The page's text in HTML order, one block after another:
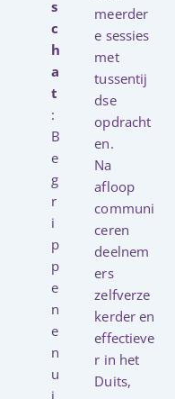
s
c
h
a
t
:
B
e
g
r
i
p
p
e
n
e
n
u
meerder
e sessies
met
tussentij
dse
opdracht
en.
Na
afloop
communi
ceren
deelnem
ers
zelfverze
kerder en
effectieve
r in het
Duits,